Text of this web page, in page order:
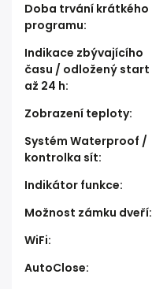
Doba trvání krátkého
programu:
Indikace zbývajícího
času / odložený start
až 24 h:
Zobrazení teploty:
Systém Waterproof /
kontrolka sít:
Indikátor funkce:
Možnost zámku dveří:
WiFi:
AutoClose: